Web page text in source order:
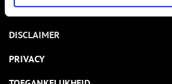
NIEUWSBRIEF
DISCLAIMER
PRIVACY